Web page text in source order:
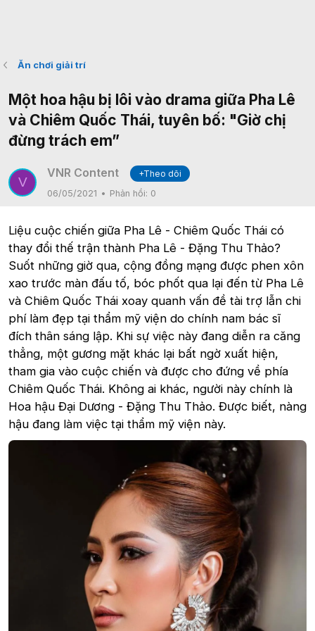
Ăn chơi giải trí
Một hoa hậu bị lôi vào drama giữa Pha Lê
và Chiêm Quốc Thái, tuyên bố: "Giờ chị
đừng trách em”
V
VNR Content
+Theo dõi
06/05/2021
Phản hồi: 0
Liệu cuộc chiến giữa Pha Lê - Chiêm Quốc Thái có
thay đổi thế trận thành Pha Lê - Đặng Thu Thảo?
Suốt những giờ qua, cộng đồng mạng được phen xôn
xao trước màn đấu tố, bóc phốt qua lại đến từ Pha Lê
và Chiêm Quốc Thái xoay quanh vấn đề tài trợ lẫn chi
phí làm đẹp tại thẩm mỹ viện do chính nam bác sĩ
đích thân sáng lập. Khi sự việc này đang diễn ra căng
thẳng, một gương mặt khác lại bất ngờ xuất hiện,
tham gia vào cuộc chiến và được cho đứng về phía
Chiêm Quốc Thái. Không ai khác, người này chính là
Hoa hậu Đại Dương - Đặng Thu Thảo. Được biết, nàng
hậu đang làm việc tại thẩm mỹ viện này.